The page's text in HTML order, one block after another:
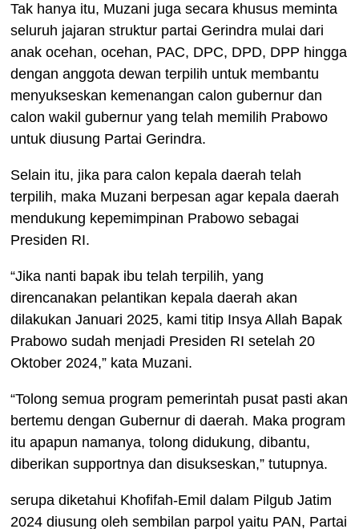
Tak hanya itu, Muzani juga secara khusus meminta
seluruh jajaran struktur partai Gerindra mulai dari
anak ocehan, ocehan, PAC, DPC, DPD, DPP hingga
dengan anggota dewan terpilih untuk membantu
menyukseskan kemenangan calon gubernur dan
calon wakil gubernur yang telah memilih Prabowo
untuk diusung Partai Gerindra.
Selain itu, jika para calon kepala daerah telah
terpilih, maka Muzani berpesan agar kepala daerah
mendukung kepemimpinan Prabowo sebagai
Presiden RI.
“Jika nanti bapak ibu telah terpilih, yang
direncanakan pelantikan kepala daerah akan
dilakukan Januari 2025, kami titip Insya Allah Bapak
Prabowo sudah menjadi Presiden RI setelah 20
Oktober 2024,” kata Muzani.
“Tolong semua program pemerintah pusat pasti akan
bertemu dengan Gubernur di daerah. Maka program
itu apapun namanya, tolong didukung, dibantu,
diberikan supportnya dan disukseskan,” tutupnya.
serupa diketahui Khofifah-Emil dalam Pilgub Jatim
2024 diusung oleh sembilan parpol yaitu PAN, Partai